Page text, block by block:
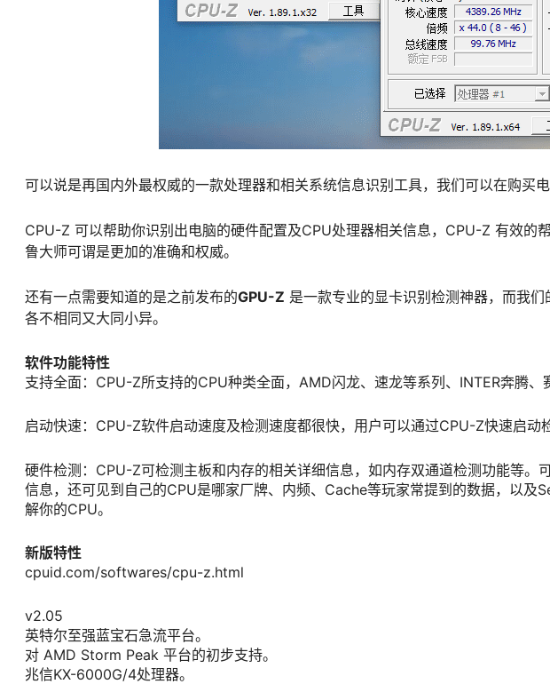
可以说是再国内外最权威的一款处理器和相关系统信息识别工具，我们可以在购买
CPU-Z 可以帮助你识别出电脑的硬件配置及CPU处理器相关信息，CPU-Z 有效的
鲁大师可谓是更加的准确和权威。
还有一点需要知道的是之前发布的GPU-Z 是一款专业的显卡识别检测神器，而我
各不相同又大同小异。
软件功能特性
支持全面：CPU-Z所支持的CPU种类全面，AMD闪龙、速龙等系列、INTER奔腾、
启动快速：CPU-Z软件启动速度及检测速度都很快，用户可以通过CPU-Z快速启动
硬件检测：CPU-Z可检测主板和内存的相关详细信息，如内存双通道检测功能等。
信息，还可见到自己的CPU是哪家厂牌、内频、Cache等玩家常提到的数据，以
解你的CPU。
新版特性
cpuid.com/softwares/cpu-z.html
v2.05
英特尔至强蓝宝石急流平台。
对 AMD Storm Peak 平台的初步支持。
兆信KX-6000G/4处理器。